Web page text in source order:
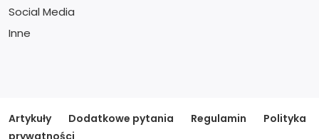
Social Media
Inne
Artykuły Dodatkowe pytania Regulamin
Polityka